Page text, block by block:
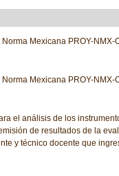
Mexicana PROY-NMX-
Mexicana PROY-NMX-
el análisis de los
de resultados de la
y técnico docente que